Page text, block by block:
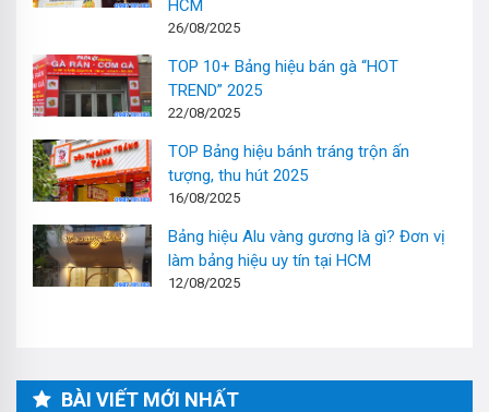
HCM
26/08/2025
TOP 10+ Bảng hiệu bán gà “HOT
TREND” 2025
22/08/2025
TOP Bảng hiệu bánh tráng trộn ấn
tượng, thu hút 2025
16/08/2025
Bảng hiệu Alu vàng gương là gì? Đơn vị
làm bảng hiệu uy tín tại HCM
12/08/2025
BÀI VIẾT MỚI NHẤT